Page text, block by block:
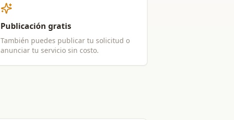
Publicación gratis
También puedes publicar tu solicitud o
anunciar tu servicio sin costo.